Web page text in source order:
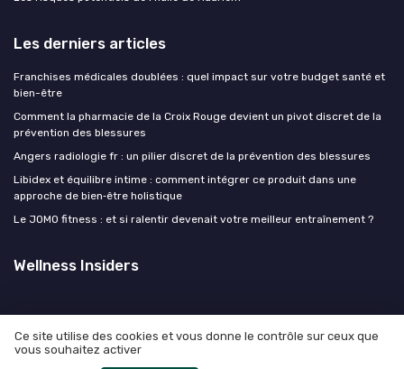
Les derniers articles
Franchises médicales doublées : quel impact sur votre budget santé et
bien-être
Comment la pharmacie de la Croix Rouge devient un pivot discret de la
prévention des blessures
Angers radiologie fr : un pilier discret de la prévention des blessures
Libidex et équilibre intime : comment intégrer ce produit dans une
approche de bien‑être holistique
Le JOMO fitness : et si ralentir devenait votre meilleur entraînement ?
Wellness Insiders
Mentions légales
Ce site utilise des cookies et vous donne le contrôle sur ceux que
vous souhaitez activer